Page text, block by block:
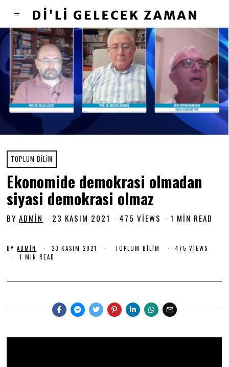
TOPLUM BILIM
Ekonomide demokrasi olmadan
siyasi demokrasi olmaz
BYADMIN 23 KASIM 2021 2
M
0
2
475 VIEWS 1 MIN READ
BYADMIN 23 KASIM 2021
2
0
2
TOPLUM BILIM
475 VIEWS
1 MIN READ